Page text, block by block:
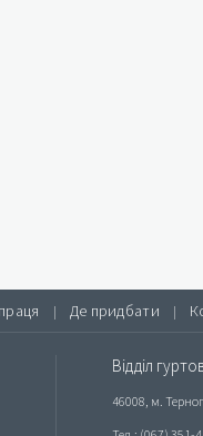
| Де придбати |
Відділ
46008, м.